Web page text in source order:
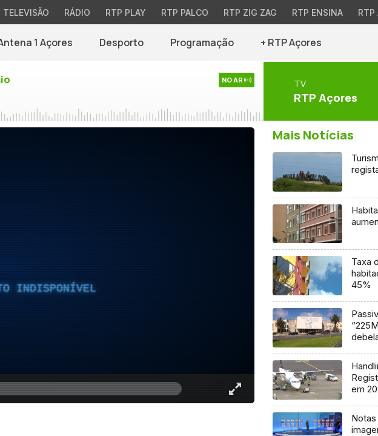
TELEVISÃO RÁDIO RTP PLAY RTP PALCO RTP ZIG ZAG RTP ENSINA RTP
1 Açores Desporto Programação + RTP Açores
NO AR TV
RTP Açores
INDISPONÍVEL
Mais Notícias
Taxa
45%
em